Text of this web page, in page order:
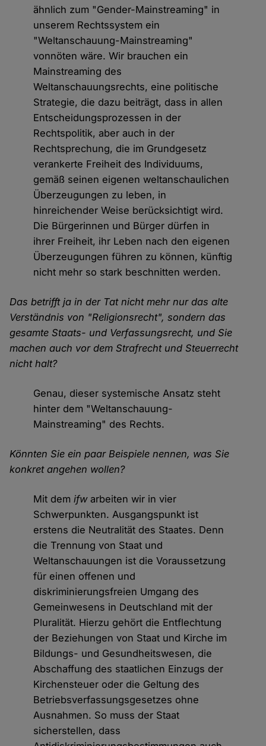
ähnlich zum "Gender-Mainstreaming" in
unserem Rechtssystem ein
"Weltanschauung-Mainstreaming"
vonnöten wäre. Wir brauchen ein
Mainstreaming des
Weltanschauungsrechts, eine politische
Strategie, die dazu beiträgt, dass in allen
Entscheidungsprozessen in der
Rechtspolitik, aber auch in der
Rechtsprechung, die im Grundgesetz
verankerte Freiheit des Individuums,
gemäß seinen eigenen weltanschaulichen
Überzeugungen zu leben, in
hinreichender Weise berücksichtigt wird.
Die Bürgerinnen und Bürger dürfen in
ihrer Freiheit, ihr Leben nach den eigenen
Überzeugungen führen zu können, künftig
nicht mehr so stark beschnitten werden.
Das betrifft ja in der Tat nicht mehr nur das alte
Verständnis von "Religionsrecht", sondern das
gesamte Staats- und Verfassungsrecht, und Sie
machen auch vor dem Strafrecht und Steuerrecht
nicht halt?
Genau, dieser systemische Ansatz steht
hinter dem "Weltanschauung-
Mainstreaming" des Rechts.
Könnten Sie ein paar Beispiele nennen, was Sie
konkret angehen wollen?
Mit demifwarbeiten wir in vier
Schwerpunkten. Ausgangspunkt ist
erstens die Neutralität des Staates. Denn
die Trennung von Staat und
Weltanschauungen ist die Voraussetzung
für einen offenen und
diskriminierungsfreien Umgang des
Gemeinwesens in Deutschland mit der
Pluralität. Hierzu gehört die Entflechtung
der Beziehungen von Staat und Kirche im
Bildungs- und Gesundheitswesen, die
Abschaffung des staatlichen Einzugs der
Kirchensteuer oder die Geltung des
Betriebsverfassungsgesetzes ohne
Ausnahmen. So muss der Staat
sicherstellen, dass